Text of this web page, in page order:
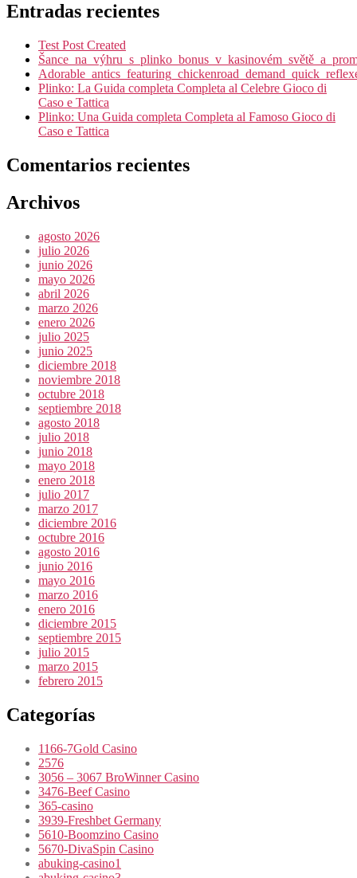
Entradas recientes
Test Post Created
Plinko: La Guida completa Completa al Celebre Gioco di
Caso e Tattica
Plinko: Una Guida completa Completa al Famoso Gioco di
Caso e Tattica
Comentarios recientes
Archivos
agosto 2026
julio 2026
junio 2026
mayo 2026
abril 2026
marzo 2026
enero 2026
julio 2025
junio 2025
diciembre 2018
noviembre 2018
octubre 2018
septiembre 2018
agosto 2018
julio 2018
junio 2018
mayo 2018
enero 2018
julio 2017
marzo 2017
diciembre 2016
octubre 2016
agosto 2016
junio 2016
mayo 2016
marzo 2016
enero 2016
diciembre 2015
septiembre 2015
julio 2015
marzo 2015
febrero 2015
Categorías
1166-7Gold Casino
2576
3056 – 3067 BroWinner Casino
3476-Beef Casino
365-casino
3939-Freshbet Germany
5610-Boomzino Casino
5670-DivaSpin Casino
abuking-casino1